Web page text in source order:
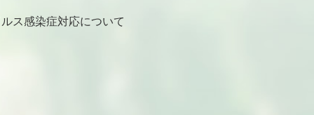
ス感染症対応について